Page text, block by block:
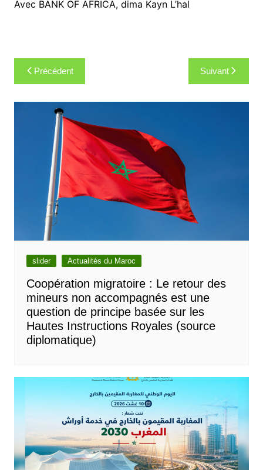
Avec BANK OF AFRICA, dima Kayn L’hal
Navigation
de
l’article
Précédent Suivant
slider Actualités du Maroc
Coopération migratoire : Le retour des
mineurs non accompagnés est une
question de principe basée sur les
Hautes Instructions Royales (source
diplomatique)